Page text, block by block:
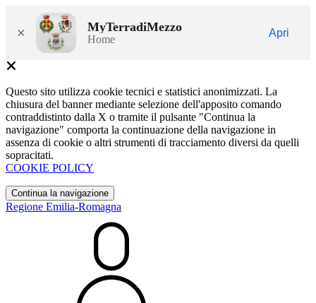
× MyTerradiMezzo
Home
Apri
Questo sito utilizza cookie tecnici e statistici anonimizzati. La
chiusura del banner mediante selezione dell'apposito comando
contraddistinto dalla X o tramite il pulsante "Continua la
navigazione" comporta la continuazione della navigazione in
assenza di cookie o altri strumenti di tracciamento diversi da quelli
sopracitati.
COOKIE POLICY
Continua la navigazione
Regione Emilia-Romagna